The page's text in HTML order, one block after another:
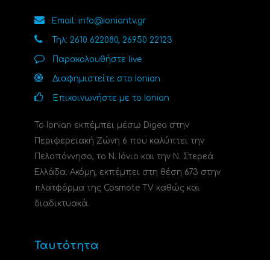
Email: info@ioniantv.gr
Τηλ: 2610 622080, 26950 22123
Παρακολουθήστε live
Διαφημιστείτε στο Ionian
Επικοινωνήστε με το Ionian
Το Ionian εκπέμπει μέσω Digea στην
Περιφερειακή Ζώνη 6 που καλύπτει την
Πελοπόννησο, το N. Ιόνιο και την Ν. Στερεά
Ελλάδα. Ακόμη, εκπέμπει στη θέση 673 στην
πλατφόρμα της Cosmote TV καθώς και
διαδικτυακά.
Ταυτότητα